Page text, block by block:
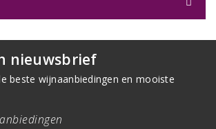
nieuwsbrief
beste wijnaanbiedingen en mooiste